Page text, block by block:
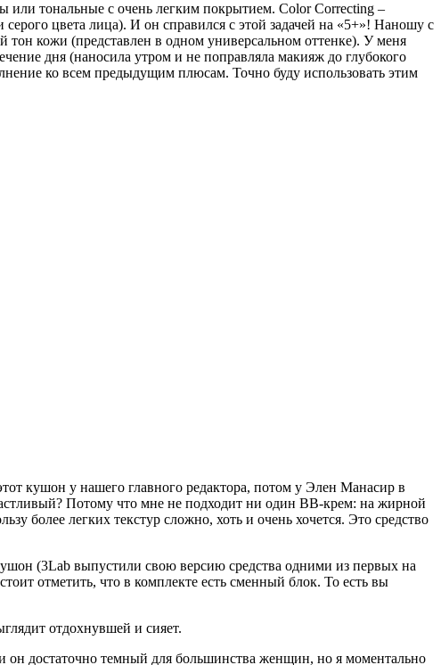
тональные с очень легким покрытием. Color Correcting –
цвета лица). И он справился с этой задачей на «5+»! Наношу с
тон кожи (представлен в одном универсальном оттенке). У меня
дня (наносила утром и не поправляла макияж до глубокого
ко всем предыдущим плюсам. Точно буду использовать этим
кушон у нашего главного редактора, потом у Элен Манасир в
Потому что мне не подходит ни один ВВ-крем: на жирной
более легких текстур сложно, хоть и очень хочется. Это средство
(3Lab выпустили свою версию средства одними из первых на
отметить, что в комплекте есть сменный блок. То есть вы
отдохнувшей и сияет.
он достаточно темный для большинства женщин, но я моментально